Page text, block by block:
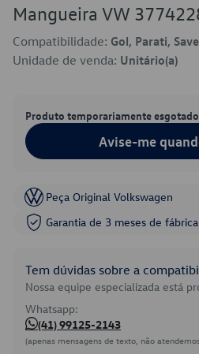
Mangueira VW
Compatibilidade: Gol, Parati,
Unidade de venda: Unitário(a)
Produto temporariamente
Avise-me
Peça Original Volkswagen
Garantia de 3 meses de fábrica
Tem dúvidas sobre a
Nossa equipe especializada está
Whatsapp:
(41) 99125-2143
(apenas mensagens de texto, não